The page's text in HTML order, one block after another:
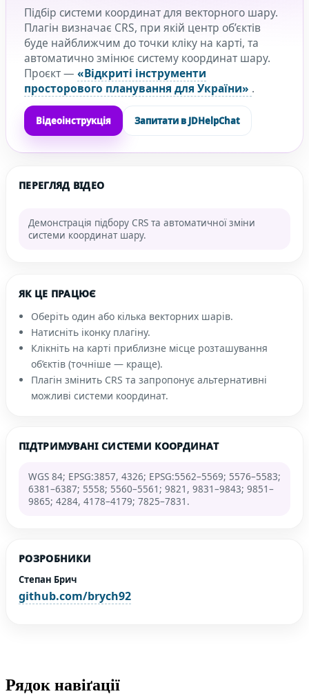
Підбір системи координат для векторного шару.
Плагін визначає CRS, при якій центр об’єктів
буде найближчим до точки кліку на карті, та
автоматично змінює систему координат шару.
Проєкт — «Відкриті інструменти
просторового планування для України» .
Відеоінструкція Запитати в JDHelpChat
ПЕРЕГЛЯД ВІДЕО
Демонстрація підбору CRS та автоматичної зміни
системи координат шару.
ЯК ЦЕ ПРАЦЮЄ
Оберіть один або кілька векторних шарів.
Натисніть іконку плагіну.
Клікніть на карті приблизне місце розташування
об’єктів (точніше — краще).
Плагін змінить CRS та запропонує альтернативні
можливі системи координат.
ПІДТРИМУВАНІ СИСТЕМИ КООРДИНАТ
WGS 84; EPSG:3857, 4326; EPSG:5562–5569; 5576–5583;
6381–6387; 5558; 5560–5561; 9821, 9831–9843; 9851–
9865; 4284, 4178–4179; 7825–7831.
РОЗРОБНИКИ
Степан Брич
github.com/brych92
Рядок навіґації